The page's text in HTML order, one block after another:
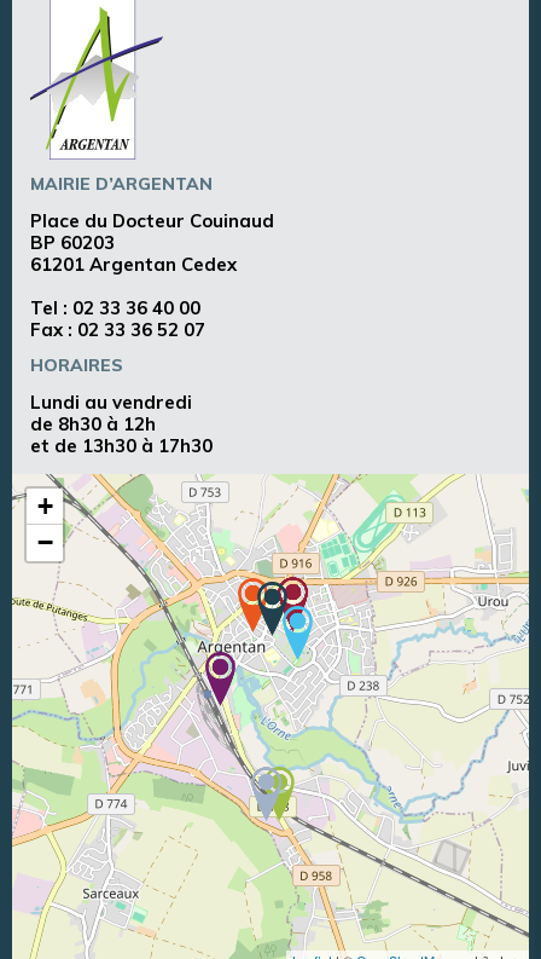
MAIRIE D’ARGENTAN
Place du Docteur Couinaud
BP 60203
61201 Argentan Cedex
Tel : 02 33 36 40 00
Fax : 02 33 36 52 07
HORAIRES
Lundi au vendredi
de 8h30 à 12h
et de 13h30 à 17h30
+
−